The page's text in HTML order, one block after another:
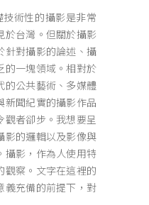
技術性的攝影是非常
於台灣。但關於攝影
針對攝影的論述、攝
的一塊領域。相對於
的公共藝術、多媒體
新聞紀實的攝影作品
觀者卻步。我想要呈
影的邏輯以及影像與
攝影，作為人使用特
觀察。文字在這裡的
義充備的前提下，對